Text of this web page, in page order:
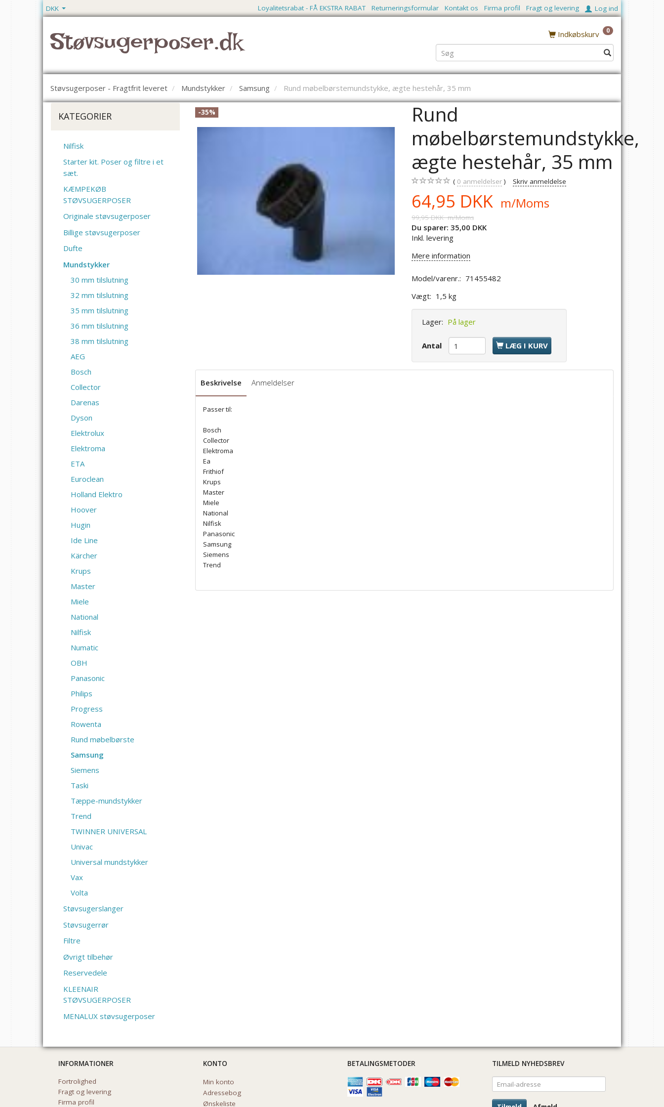
DKK Log ind
Fragt og levering
Firma profil
Kontakt os
Returneringsformular
Loyalitetsrabat - FÅ EKSTRA RABAT
Støvsugerposer.dk Indkøbskurv 0
Støvsugerposer - Fragtfrit leveret Mundstykker Samsung Rund møbelbørstemundstykke, ægte hestehår, 35 mm
KATEGORIER
Nilfisk
Starter kit. Poser og filtre i et
sæt.
KÆMPEKØB
STØVSUGERPOSER
Originale støvsugerposer
Billige støvsugerposer
Dufte
Mundstykker
30 mm tilslutning
32 mm tilslutning
35 mm tilslutning
36 mm tilslutning
38 mm tilslutning
AEG
Bosch
Collector
Darenas
Dyson
Elektrolux
Elektroma
ETA
Euroclean
Holland Elektro
Hoover
Hugin
Ide Line
Kärcher
Krups
Master
Miele
National
Nilfisk
Numatic
OBH
Panasonic
Philips
Progress
Rowenta
Rund møbelbørste
Samsung
Siemens
Taski
Tæppe-mundstykker
Trend
TWINNER UNIVERSAL
Univac
Universal mundstykker
Vax
Volta
Støvsugerslanger
Støvsugerrør
Filtre
Øvrigt tilbehør
Reservedele
KLEENAIR
STØVSUGERPOSER
MENALUX støvsugerposer
-35%
Rund
møbelbørstemundstykke,
ægte hestehår, 35 mm
0 anmeldelser Skriv anmeldelse
64,95 DKK m/Moms
99,95 DKKm/Moms
Du sparer:35,00 DKK
Inkl. levering
Mere information
Model/varenr.: 71455482
Vægt: 1,5 kg
Lager: På lager
Antal LÆG I KURV
Beskrivelse Anmeldelser
Passer til:
Bosch
Collector
Elektroma
Ea
Frithiof
Krups
Master
Miele
National
Nilfisk
Panasonic
Samsung
Siemens
Trend
INFORMATIONER
Fortrolighed
Fragt og levering
Firma profil
KONTO
Min konto
Adressebog
Ønskeliste
BETALINGSMETODER
TILMELD NYHEDSBREV
Email-
adresse